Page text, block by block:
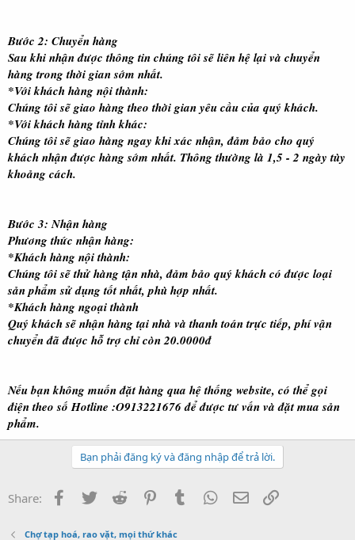
Bước 2: Chuyển hàng
Sau khi nhận được thông tin chúng tôi sẽ liên hệ lại và chuyển
hàng trong thời gian sớm nhất.
*Với khách hàng nội thành:
Chúng tôi sẽ giao hàng theo thời gian yêu cầu của quý khách.
*Với khách hàng tỉnh khác:
Chúng tôi sẽ giao hàng ngay khi xác nhận, đảm bảo cho quý
khách nhận được hàng sớm nhất. Thông thường là 1,5 - 2 ngày tùy
khoảng cách.
Bước 3: Nhận hàng
Phương thức nhận hàng:
*Khách hàng nội thành:
Chúng tôi sẽ thử hàng tận nhà, đảm bảo quý khách có được loại
sản phẩm sử dụng tốt nhất, phù hợp nhất.
*Khách hàng ngoại thành
Quý khách sẽ nhận hàng tại nhà và thanh toán trực tiếp, phí vận
chuyển đã được hỗ trợ chỉ còn 20.0000đ
Nếu bạn không muốn đặt hàng qua hệ thống website, có thể gọi
điện theo số Hotline :O913221676 để được tư vấn và đặt mua sản
phẩm.
Bạn phải đăng ký và đăng nhập để trả lời.
Share: Facebook
Twitter Reddit PinterestTumblr WhatsApp
Email
Chợ tạp hoá, rao vặt, mọi thứ khác